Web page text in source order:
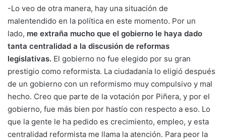
-Lo veo de otra manera, hay una situación de
malentendido en la política en este momento. Por un
lado, me extraña mucho que el gobierno le haya dado
tanta centralidad a la discusión de reformas
legislativas. El gobierno no fue elegido por su gran
prestigio como reformista. La ciudadanía lo eligió después
de un gobierno con un reformismo muy compulsivo y mal
hecho. Creo que parte de la votación por Piñera, y por el
gobierno, fue más bien por hastío con respecto a eso. Lo
que la gente le ha pedido es crecimiento, empleo, y esta
centralidad reformista me llama la atención. Para peor la